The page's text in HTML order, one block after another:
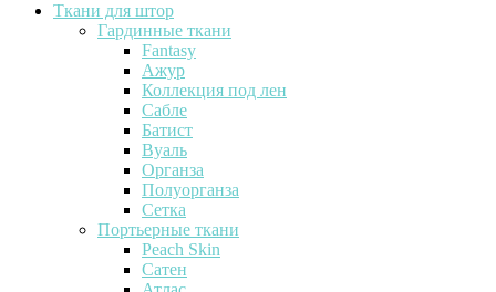
Ткани для штор
Гардинные ткани
Fantasy
Ажур
Коллекция под лен
Сабле
Батист
Вуаль
Органза
Полуорганза
Сетка
Портьерные ткани
Peach Skin
Сатен